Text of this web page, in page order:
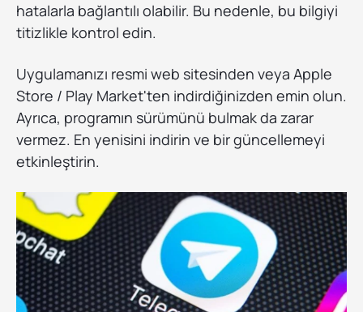
hatalarla bağlantılı olabilir. Bu nedenle, bu bilgiyi
titizlikle kontrol edin.
Uygulamanızı resmi web sitesinden veya Apple
Store / Play Market'ten indirdiğinizden emin olun.
Ayrıca, programın sürümünü bulmak da zarar
vermez. En yenisini indirin ve bir güncellemeyi
etkinleştirin.